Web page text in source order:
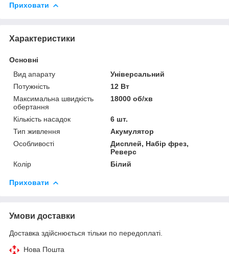
Приховати
Характеристики
Основні
Вид апарату
Універсальний
Потужність
12 Вт
Максимальна швидкість
обертання
18000 об/хв
Кількість насадок
6 шт.
Тип живлення
Акумулятор
Особливості
Дисплей, Набір фрез,
Реверс
Колір
Білий
Приховати
Умови доставки
Доставка здійснюється тільки по передоплаті.
Нова Пошта